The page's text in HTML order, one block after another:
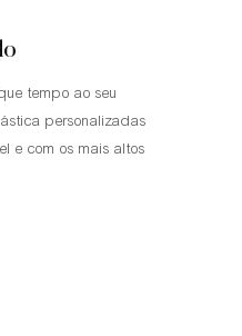
tempo ao seu
personalizadas
e com os mais altos